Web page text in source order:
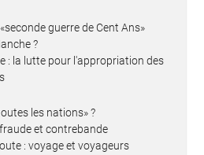
guerre de Cent Ans»
?
: la lutte pour l'appropriation des
les nations» ?
et contrebande
: voyage et voyageurs